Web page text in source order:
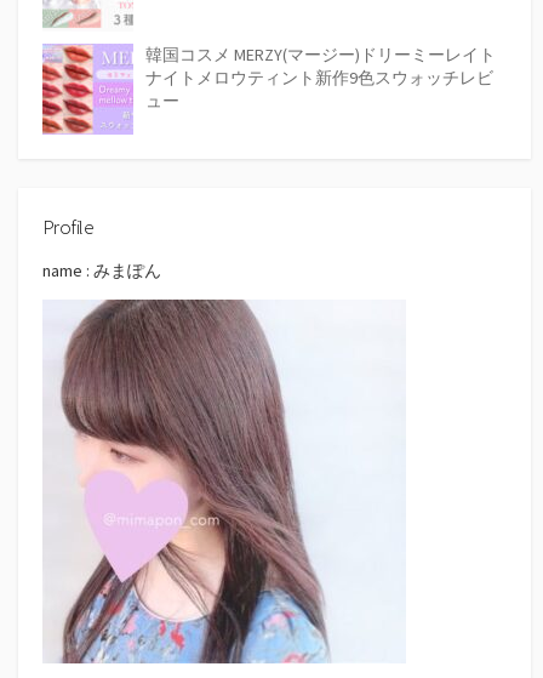
韓国コスメ MERZY(マージー)ドリーミーレイト
ナイトメロウティント新作9色スウォッチレビ
ュー
Profile
name : みまぽん